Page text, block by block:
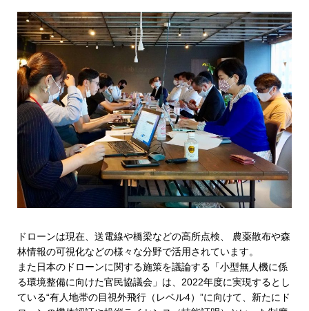
ドローンは現在、送電線や橋梁などの高所点検、 農薬散布や森
林情報の可視化などの様々な分野で活用されています。
また日本のドローンに関する施策を議論する「小型無人機に係
る環境整備に向けた官民協議会」は、2022年度に実現するとし
ている“有人地帯の目視外飛行（レベル4）”に向けて、新たにド